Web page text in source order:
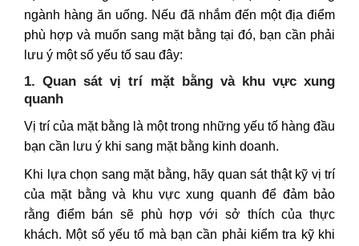
ngành hàng ăn uống. Nếu đã nhắm đến một địa điểm
phù hợp và muốn sang mặt bằng tại đó, bạn cần phải
lưu ý một số yếu tố sau đây:
1. Quan sát vị trí mặt bằng và khu vực xung
quanh
Vị trí của mặt bằng là một trong những yếu tố hàng đầu
bạn cần lưu ý khi sang mặt bằng kinh doanh.
Khi lựa chọn sang mặt bằng, hãy quan sát thật kỹ vị trí
của mặt bằng và khu vực xung quanh để đảm bảo
rằng điểm bán sẽ phù hợp với sở thích của thực
khách. Một số yếu tố mà bạn cần phải kiểm tra kỹ khi